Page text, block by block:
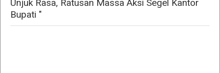
Unjuk Rasa, Ratusan Massa Aksi Segel Kantor
Bupati "